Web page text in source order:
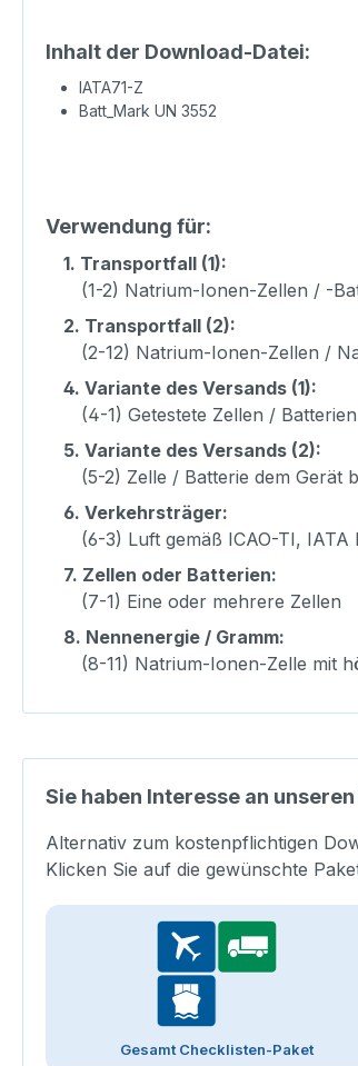
Inhalt der Download-Datei:
IATA71-Z
Batt_Mark UN 3552
Verwendung für:
1. Transportfall (1):
(1-2) Natrium-Ionen-Zellen / -
2. Transportfall (2):
(2-12) Natrium-Ionen-Zellen /
4. Variante des Versands (1):
(4-1) Getestete Zellen /
5. Variante des Versands (2):
(5-2) Zelle / Batterie dem Gerät
6. Verkehrsträger:
(6-3) Luft gemäß ICAO-TI, IATA
7. Zellen oder Batterien:
(7-1) Eine oder mehrere Zellen
8. Nennenergie / Gramm:
(8-11) Natrium-Ionen-Zelle mit
Sie haben Interesse an
Alternativ zum kostenpflichtigen
Klicken Sie auf die gewünschte
Gesamt Checklisten-Paket